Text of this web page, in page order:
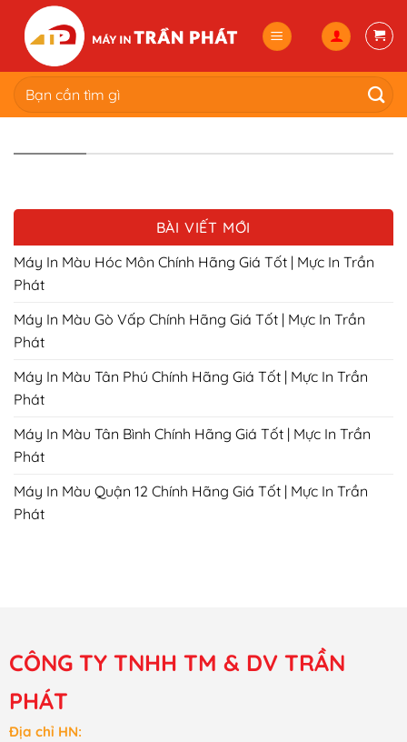
content
Tìm
kiếm:
BÀI VIẾT MỚI
Máy In Màu Hóc Môn Chính Hãng Giá Tốt | Mực In Trần
Phát
Máy In Màu Gò Vấp Chính Hãng Giá Tốt | Mực In Trần
Phát
Máy In Màu Tân Phú Chính Hãng Giá Tốt | Mực In Trần
Phát
Máy In Màu Tân Bình Chính Hãng Giá Tốt | Mực In Trần
Phát
Máy In Màu Quận 12 Chính Hãng Giá Tốt | Mực In Trần
Phát
CÔNG TY TNHH TM & DV TRẦN
PHÁT
Địa chỉ HN: